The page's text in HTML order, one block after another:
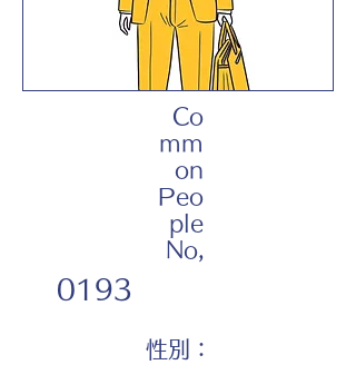
Co
mm
on
Peo
ple
No,
0193
性別：